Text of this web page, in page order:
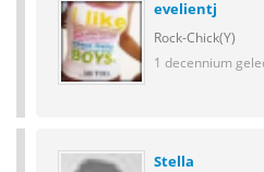
evelientj
Rock-Chick(Y)
1 decennium
Stella